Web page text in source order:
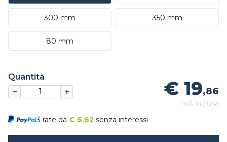
300 mm 350 mm
80 mm
Quantità
€ 19,86
IVA inclusa
3 rate da € 6,62 senza interessi